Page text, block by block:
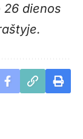
dienos